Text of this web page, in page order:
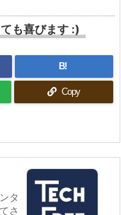
も喜びます :)
B!
Copy
タ
さ